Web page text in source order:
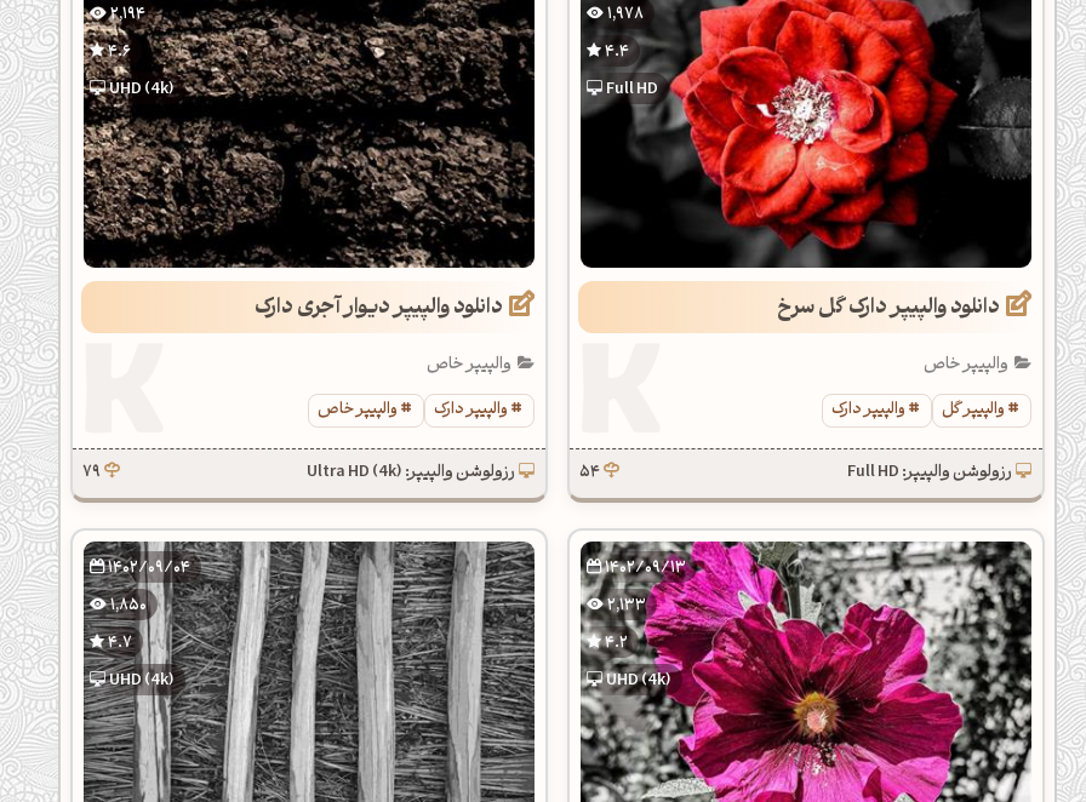
کدهای رنگ
رنگ مکمل
تمام ابزارها
1,978
4.4
Full HD
دانلود والپیپر دارک گل سرخ
والپیپر خاص
والپیپر گل
والپیپر دارک
رزولوشن والپیپر: Full HD 54
2,194
4.6
UHD (4k)
دانلود والپیپر دیوار آجری دارک
والپیپر خاص
والپیپر دارک
والپیپر خاص
رزولوشن والپیپر: Ultra HD (4k) 79
1402/09/13
2,133
4.2
UHD (4k)
1402/09/04
1,850
4.7
UHD (4k)